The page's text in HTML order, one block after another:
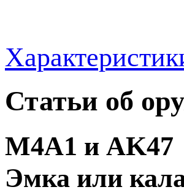
Статьи об
M4A1 и AK47
Эмка или